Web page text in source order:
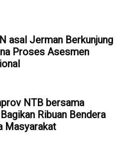
asal Jerman Berkunjung
Proses Asesmen
NTB bersama
Ribuan Bendera
Masyarakat